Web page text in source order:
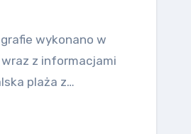
wykonano w
z informacjami
plaża z…